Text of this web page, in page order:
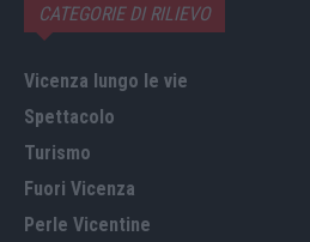
CATEGORIE DI RILIEVO
Vicenza lungo le vie
Spettacolo
Turismo
Fuori Vicenza
Perle Vicentine